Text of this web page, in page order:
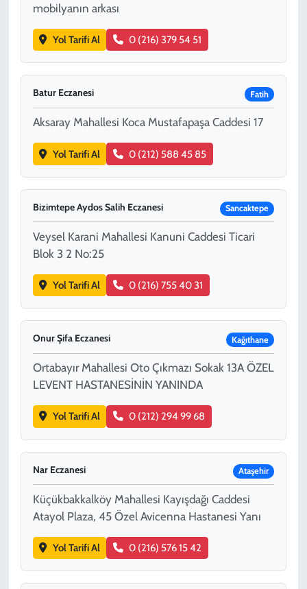
mobilyanın arkası
Yol Tarifi Al 0 (216) 379 54 51
Batur Eczanesi Fatih
Aksaray Mahallesi Koca Mustafapaşa Caddesi 17
Yol Tarifi Al 0 (212) 588 45 85
Bizimtepe Aydos Salih Eczanesi Sancaktepe
Veysel Karani Mahallesi Kanuni Caddesi Ticari
Blok 3 2 No:25
Yol Tarifi Al 0 (216) 755 40 31
Onur Şifa Eczanesi Kağıthane
Ortabayır Mahallesi Oto Çıkmazı Sokak 13A ÖZEL
LEVENT HASTANESİNİN YANINDA
Yol Tarifi Al 0 (212) 294 99 68
Nar Eczanesi Ataşehir
Küçükbakkalköy Mahallesi Kayışdağı Caddesi
Atayol Plaza, 45 Özel Avicenna Hastanesi Yanı
Yol Tarifi Al 0 (216) 576 15 42